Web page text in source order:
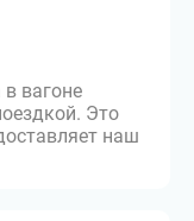
вагоне
Это
наш